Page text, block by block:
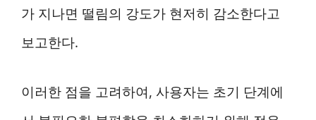
가 지나면 떨림의 강도가 현저히 감소한다고
보고한다.
이러한 점을 고려하여, 사용자는 초기 단계에